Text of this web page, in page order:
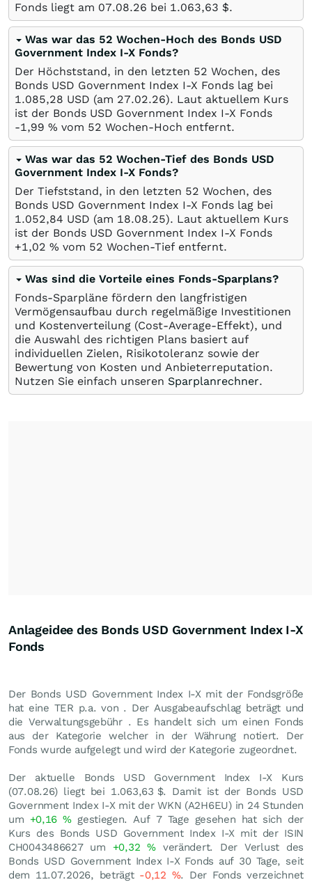
Fonds liegt am 07.08.26 bei 1.063,63 $.
Was war das 52 Wochen-Hoch des Bonds USD
Government Index I-X Fonds?
Der Höchststand, in den letzten 52 Wochen, des
Bonds USD Government Index I-X Fonds lag bei
1.085,28 USD (am 27.02.26). Laut aktuellem Kurs
ist der Bonds USD Government Index I-X Fonds
-1,99 % vom 52 Wochen-Hoch entfernt.
Was war das 52 Wochen-Tief des Bonds USD
Government Index I-X Fonds?
Der Tiefststand, in den letzten 52 Wochen, des
Bonds USD Government Index I-X Fonds lag bei
1.052,84 USD (am 18.08.25). Laut aktuellem Kurs
ist der Bonds USD Government Index I-X Fonds
+1,02 % vom 52 Wochen-Tief entfernt.
Was sind die Vorteile eines Fonds-Sparplans?
Fonds-Sparpläne fördern den langfristigen
Vermögensaufbau durch regelmäßige Investitionen
und Kostenverteilung (Cost-Average-Effekt), und
die Auswahl des richtigen Plans basiert auf
individuellen Zielen, Risikotoleranz sowie der
Bewertung von Kosten und Anbieterreputation.
Nutzen Sie einfach unseren Sparplanrechner.
Anlageidee des Bonds USD Government Index I-X
Fonds
Der Bonds USD Government Index I-X mit der Fondsgröße
hat eine TER p.a. von . Der Ausgabeaufschlag beträgt und
die Verwaltungsgebühr . Es handelt sich um einen Fonds
aus der Kategorie welcher in der Währung notiert. Der
Fonds wurde aufgelegt und wird der Kategorie zugeordnet.
Der aktuelle Bonds USD Government Index I-X Kurs
(07.08.26) liegt bei 1.063,63 $. Damit ist der Bonds USD
Government Index I-X mit der WKN (A2H6EU) in 24 Stunden
um +0,16%gestiegen. Auf 7 Tage gesehen hat sich der
Kurs des Bonds USD Government Index I-X mit der ISIN
CH0043486627 um +0,32%verändert. Der Verlust des
Bonds USD Government Index I-X Fonds auf 30 Tage, seit
dem 11.07.2026, beträgt -0,12 %. Der Fonds verzeichnet